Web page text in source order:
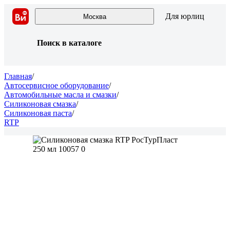
Москва Для юрлиц
Поиск в каталоге
Главная/
Автосервисное оборудование/
Автомобильные масла и смазки/
Силиконовая смазка/
Силиконовая паста/
RTP